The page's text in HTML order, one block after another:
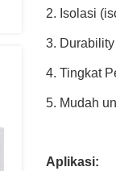
2. Isolasi
3.
4. Tingkat
5. Mudah
Aplikasi: